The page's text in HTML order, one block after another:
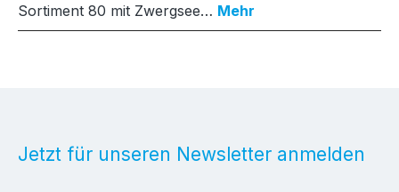
Sortiment 80 mit Zwergsee… Mehr
Jetzt für unseren Newsletter anmelden